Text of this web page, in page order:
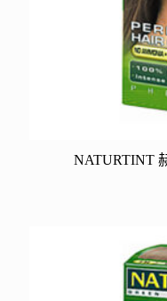
NATURTINT